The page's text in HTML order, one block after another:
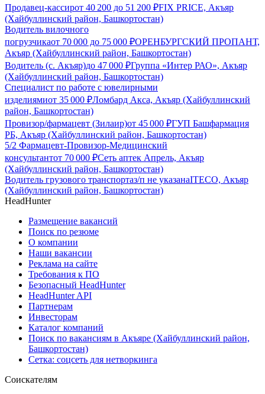
Продавец-кассирот 40 200 до 51 200 ₽FIX PRICE, Акъяр
(Хайбуллинский район, Башкортостан)
Водитель вилочного
погрузчикаот 70 000 до 75 000 ₽ОРЕНБУРГСКИЙ ПРОПАНТ,
Акъяр (Хайбуллинский район, Башкортостан)
Водитель (с. Акъяр)до 47 000 ₽Группа «Интер РАО», Акъяр
(Хайбуллинский район, Башкортостан)
Специалист по работе с ювелирными
изделиямиот 35 000 ₽Ломбард Акса, Акъяр (Хайбуллинский
район, Башкортостан)
Провизор/фармацевт (Зилаир)от 45 000 ₽ГУП Башфармация
РБ, Акъяр (Хайбуллинский район, Башкортостан)
5/2 Фармацевт-Провизор-Медицинский
консультантот 70 000 ₽Сеть аптек Апрель, Акъяр
(Хайбуллинский район, Башкортостан)
Водитель грузового транспортаз/п не указанаITECO, Акъяр
(Хайбуллинский район, Башкортостан)
HeadHunter
Размещение вакансий
Поиск по резюме
О компании
Наши вакансии
Реклама на сайте
Требования к ПО
Безопасный HeadHunter
HeadHunter API
Партнерам
Инвесторам
Каталог компаний
Поиск по вакансиям в Акъяре (Хайбуллинский район,
Башкортостан)
Сетка: соцсеть для нетворкинга
Соискателям